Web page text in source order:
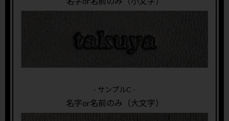
- サンプルC -
名字or名前のみ（大文字）